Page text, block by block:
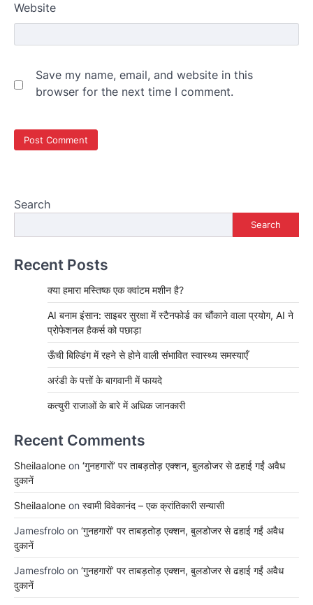
Website
Save my name, email, and website in this
browser for the next time I comment.
Search
Search
Recent Posts
क्या हमारा मस्तिष्क एक क्वांटम मशीन है?
AI बनाम इंसान: साइबर सुरक्षा में स्टैनफोर्ड का चौंकाने वाला प्रयोग, AI ने
प्रोफेशनल हैकर्स को पछाड़ा
ऊँची बिल्डिंग में रहने से होने वाली संभावित स्वास्थ्य समस्याएँ
अरंडी के पत्तों के बागवानी में फायदे
कत्युरी राजाओं के बारे में अधिक जानकारी
Recent Comments
Sheilaalone on ‘गुनहगारों’ पर ताबड़तोड़ एक्शन, बुलडोजर से ढहाई गईं अवैध
दुकानें
Sheilaalone on स्वामी विवेकानंद – एक क्रांतिकारी सन्यासी
Jamesfrolo on ‘गुनहगारों’ पर ताबड़तोड़ एक्शन, बुलडोजर से ढहाई गईं अवैध
दुकानें
Jamesfrolo on ‘गुनहगारों’ पर ताबड़तोड़ एक्शन, बुलडोजर से ढहाई गईं अवैध
दुकानें